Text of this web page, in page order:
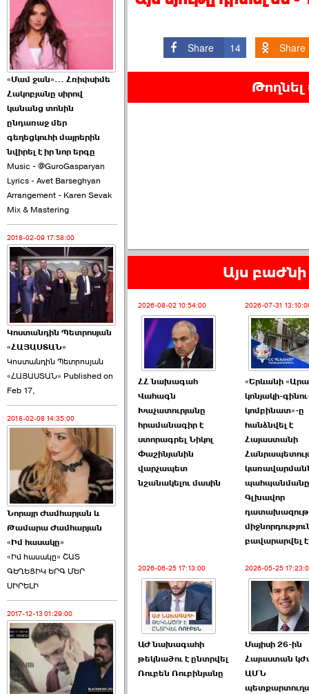
2026-06-10 22:55:00
Ուշքի չենք գալիս այն
խայտառակ ›››
2026-06-09 15:05:00
Ծառուկյանի փեսան
վնասել է ›››
2026-06-09 07:11:00
Այս ընդդիմությունը
կվերցնի ›››
2026-06-09 00:41:00
Որպես ընդդիմադիր
ընտրող՝ ›››
«Մամ ջան»… Հռիփսիմե
Հակոբյանը սիրով
կանանց տոնին
ընդառաջ մեր
գեղեցկուհի մայրերին
նվիրել է իր նոր երգը
Music - @GuroGasparyan
Lyrics - Avet Barseghyan
Arrangement - Karen Sevak
Mix & Mastering
2018-02-09 17:58:00
Կոստանդին Պետրոսյան
«ՀԱՅԱՍՏԱՆ»
Կոստանդին Պետրոսյան
«ՀԱՅԱՍՏԱՆ» Published on
Feb 17,
2018-02-08 14:35:00
Նորայր Ժամհարյան և
Թամարա Ժամհարյան
«Իմ հասակը»
«Իմ հասակը» ՇԱՏ
ԳԵՂԵՑԻԿ ԵՐԳ ՄԵՐ
ՍԻՐԵԼԻ
2017-12-13 01:29:00
Share 14 Share
Թողնել
Այս բաժնի
2026-08-02 10:54:00
ՀՀ նախագահ
Վահագն
Խաչատուրյանը
հրամանագիր է
ստորագրել Նիկոլ
Փաշինյանին
վարչապետ
նշանակելու մասին
2026-07-31
«Երևանի
կոնյակի-
կոմբինատ»-ը
հանձնվել է
Հայաստանի
Գլխավոր
բավարարվել է
2026-06-25 17:13:00
ԱԺ նախագահի
թեկնածու է ընտրվել
Ռուբեն Ռուբինյանը
2026-05-25
Մայիսի 26-ին
Հայաստան
ԱՄՆ